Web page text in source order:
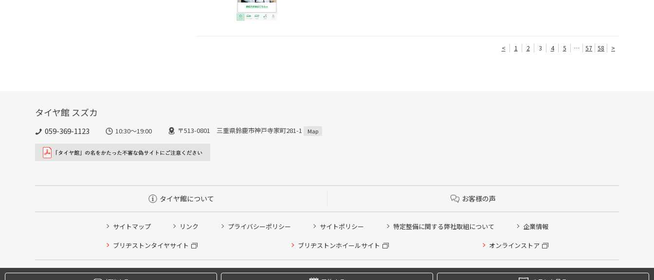
< 1 2 3 4 5 … 57 58 >
タイヤ館 スズカ
059-369-1123 10:30～19:00 〒513-0801 三重県鈴鹿市神戸寺家町281-1 Map
タイヤ館について お客様の声
サイトマップ リンク プライバシーポリシー サイトポリシー 特定整備に関する弊社取組について 企業情報
ブリヂストンタイヤサイト ブリヂストンホイールサイト オンラインストア
Copyright © 2024 Bridgestone Retail Co.,Ltd. All rights Reserved.
タイヤ点検・安全点検/タイヤ履き替え/オイル交換/その他ピット作業の予約
クローク契約会員専用タイヤ履き替え※タイヤ履き替えを希望のクローク契約会員の方はこちらを選択ください
本日のタイヤ履き替え順番待ち予約 ※クローク契約会員の方はご利用いただけません